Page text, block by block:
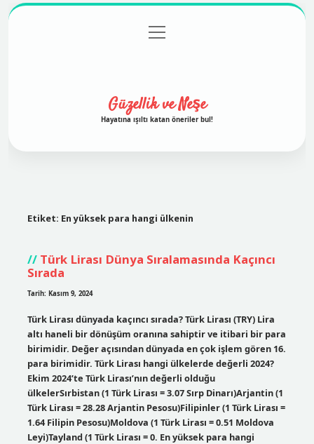
Gizlilik Politikası
menüyü
aç
Güzellik ve Neşe
Hayatına ışıltı katan öneriler bul!
Etiket: En yüksek para hangi ülkenin
Türk Lirası Dünya Sıralamasında Kaçıncı
Sırada
Tarih: Kasım 9, 2024
Türk Lirası dünyada kaçıncı sırada? Türk Lirası (TRY) Lira
altı haneli bir dönüşüm oranına sahiptir ve itibari bir para
birimidir. Değer açısından dünyada en çok işlem gören 16.
para birimidir. Türk Lirası hangi ülkelerde değerli 2024?
Ekim 2024’te Türk Lirası’nın değerli olduğu
ülkelerSırbistan (1 Türk Lirası = 3.07 Sırp Dinarı)Arjantin (1
Türk Lirası = 28.28 Arjantin Pesosu)Filipinler (1 Türk Lirası =
1.64 Filipin Pesosu)Moldova (1 Türk Lirası = 0.51 Moldova
Leyi)Tayland (1 Türk Lirası = 0. En yüksek para hangi